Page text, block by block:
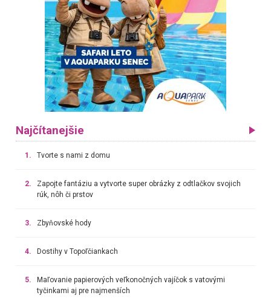
Najčítanejšie
1. Tvorte s nami z domu
2.
Zapojte fantáziu a vytvorte super obrázky z odtlačkov svojich
rúk, nôh či prstov
3. Zbyňovské hody
4. Dostihy v Topoľčiankach
5.
Maľovanie papierových veľkonočných vajíčok s vatovými
tyčinkami aj pre najmenších